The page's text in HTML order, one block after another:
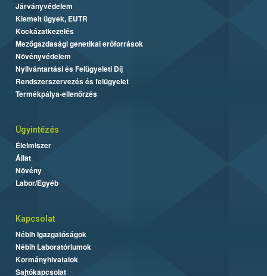
Járványvédelem
Kiemelt ügyek, EUTR
Kockázatkezelés
Mezőgazdasági genetikai erőforrások
Növényvédelem
Nyilvántartási és Felügyeleti Díj
Rendszerszervezés és felügyelet
Termékpálya-ellenőrzés
Ügyintézés
Élelmiszer
Állat
Növény
Labor/Egyéb
Kapcsolat
Nébih Igazgatóságok
Nébih Laboratóriumok
Kormányhivatalok
Sajtókapcsolat